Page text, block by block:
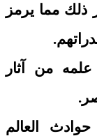
ذلك مما يرمز
من آثار
العالم